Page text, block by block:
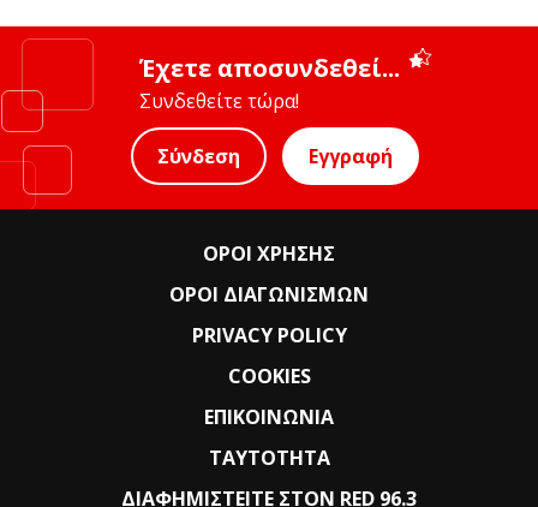
Έχετε αποσυνδεθεί...
Συνδεθείτε τώρα!
Σύνδεση Εγγραφή
ΟΡΟΙ ΧΡΗΣΗΣ
ΟΡΟΙ ΔΙΑΓΩΝΙΣΜΩΝ
PRIVACY POLICY
COOKIES
ΕΠΙΚΟΙΝΩΝΙΑ
ΤΑΥΤΟΤΗΤΑ
ΔΙΑΦΗΜΙΣΤΕΙΤΕ ΣΤΟΝ RED 96.3